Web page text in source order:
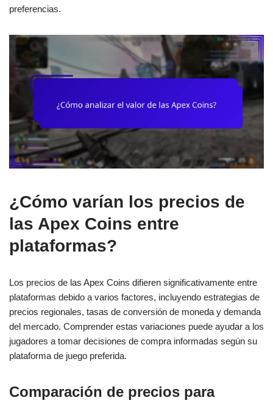
preferencias.
¿Cómo varían los precios de
las Apex Coins entre
plataformas?
Los precios de las Apex Coins difieren significativamente entre
plataformas debido a varios factores, incluyendo estrategias de
precios regionales, tasas de conversión de moneda y demanda
del mercado. Comprender estas variaciones puede ayudar a los
jugadores a tomar decisiones de compra informadas según su
plataforma de juego preferida.
Comparación de precios para